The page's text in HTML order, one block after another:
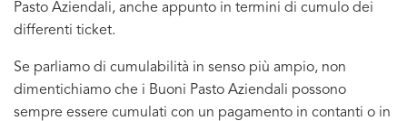
Pasto Aziendali, anche appunto in termini di cumulo dei
differenti ticket.
Se parliamo di cumulabilità in senso più ampio, non
dimentichiamo che i Buoni Pasto Aziendali possono
sempre essere cumulati con un pagamento in contanti o in